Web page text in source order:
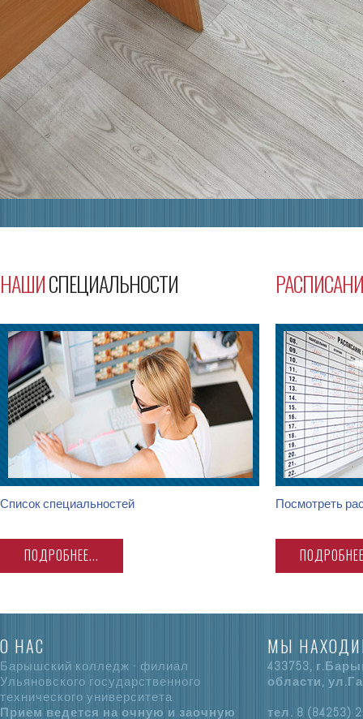
НАШИСПЕЦИАЛЬНОСТИ
Список специальностей
ПОДРОБНЕЕ...
Посмотреть
О НАС
Барышский колледж - филиал
Ульяновского государственного
технического университета
Прием ведется на очную и заочную
МЫ
433753,
области,
тел. 8 (84253)